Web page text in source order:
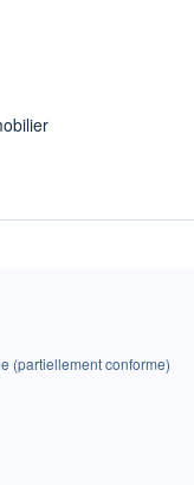
(partiellement conforme)